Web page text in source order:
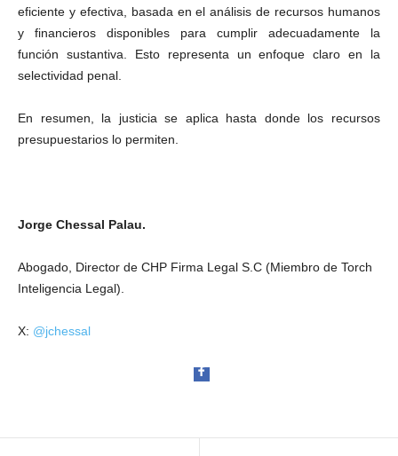
Threads
eficiente y efectiva, basada en el análisis de recursos humanos
y financieros disponibles para cumplir adecuadamente la
función sustantiva. Esto representa un enfoque claro en la
selectividad penal.
En resumen, la justicia se aplica hasta donde los recursos
presupuestarios lo permiten.
Jorge Chessal Palau.
Abogado, Director de CHP Firma Legal S.C (Miembro de Torch
Inteligencia Legal).
X: @jchessal